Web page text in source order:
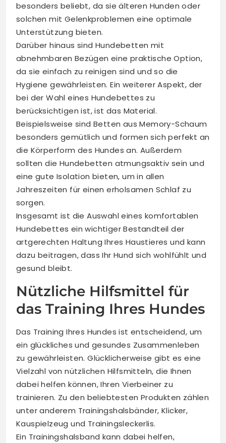
besonders beliebt, da sie älteren Hunden oder
solchen mit Gelenkproblemen eine optimale
Unterstützung bieten.
Darüber hinaus sind Hundebetten mit
abnehmbaren Bezügen eine praktische Option,
da sie einfach zu reinigen sind und so die
Hygiene gewährleisten. Ein weiterer Aspekt, der
bei der Wahl eines Hundebettes zu
berücksichtigen ist, ist das Material.
Beispielsweise sind Betten aus Memory-Schaum
besonders gemütlich und formen sich perfekt an
die Körperform des Hundes an. Außerdem
sollten die Hundebetten atmungsaktiv sein und
eine gute Isolation bieten, um in allen
Jahreszeiten für einen erholsamen Schlaf zu
sorgen.
Insgesamt ist die Auswahl eines komfortablen
Hundebettes ein wichtiger Bestandteil der
artgerechten Haltung Ihres Haustieres und kann
dazu beitragen, dass Ihr Hund sich wohlfühlt und
gesund bleibt.
Nützliche Hilfsmittel für
das Training Ihres Hundes
Das Training Ihres Hundes ist entscheidend, um
ein glückliches und gesundes Zusammenleben
zu gewährleisten. Glücklicherweise gibt es eine
Vielzahl von nützlichen Hilfsmitteln, die Ihnen
dabei helfen können, Ihren Vierbeiner zu
trainieren. Zu den beliebtesten Produkten zählen
unter anderem Trainingshalsbänder, Klicker,
Kauspielzeug und Trainingsleckerlis.
Ein Trainingshalsband kann dabei helfen,